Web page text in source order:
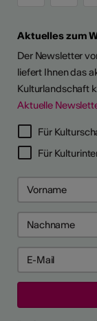
Aktuelles zum
Der Newsletter
liefert Ihnen das
Kulturlandschaft
Aktuelle
Für
Für